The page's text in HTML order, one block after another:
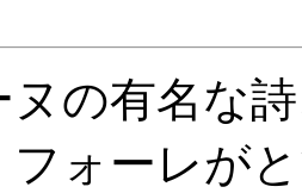
ヌの有名な
フォーレが